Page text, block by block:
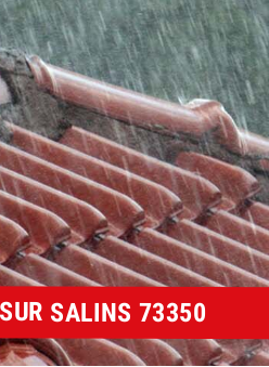
SALINS 73350